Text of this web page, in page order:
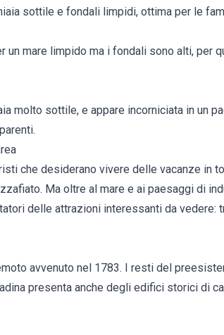
sottile e fondali limpidi, ottima per le
un mare limpido ma i fondali sono alti, per
molto sottile, e appare incorniciata in un
che desiderano vivere delle vacanze in
Ma oltre al mare e ai paesaggi di
delle attrazioni interessanti da vedere:
avvenuto nel 1783. I resti del
presenta anche degli edifici storici di